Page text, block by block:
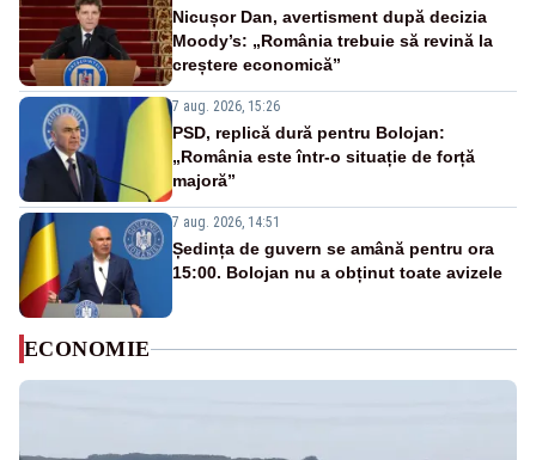
Nicușor Dan, avertisment după decizia
Moody’s: „România trebuie să revină la
creștere economică”
7 aug. 2026, 15:26
PSD, replică dură pentru Bolojan:
„România este într-o situație de forță
majoră”
7 aug. 2026, 14:51
Ședința de guvern se amână pentru ora
15:00. Bolojan nu a obținut toate avizele
ECONOMIE